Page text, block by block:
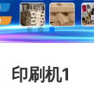
印刷机1